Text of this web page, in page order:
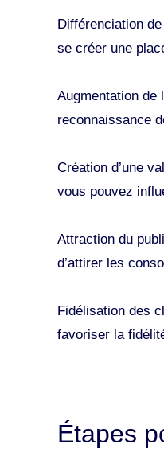
Différenciation
se créer une
Augmentation de
reconnaissance
Création d’une
vous pouvez
Attraction du
d’attirer les
Fidélisation des
favoriser la
Étapes